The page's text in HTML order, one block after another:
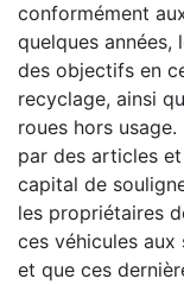
conformément
quelques
des objectifs en
recyclage, ainsi
roues hors usage.
par des articles et
capital de
les propriétaires
ces véhicules
et que ces